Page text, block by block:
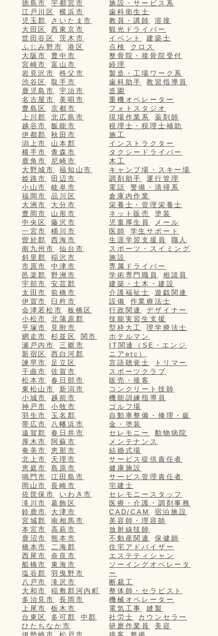
徳島市
宇都宮市
江戸川区
横浜市
児玉郡
さいたま市
大田区
西東京市
世田谷区
茨木市
ふじみ野市
港区
大阪市
豊中市
宮崎市
富山市
岩見沢市
秩父市
渋谷区
取手市
鹿児島市
宇治市
名古屋市
美唄市
豊島区
京都市
上川郡
北広島市
越谷市
飯能市
伊都郡
秋田市
潟上市
山本郡
横手市
青森市
鹿角市
尼崎市
大野城市
福知山市
姫路市
田辺市
小山市
岐阜市
福岡市
品川区
大洲市
大分市
豊岡市
山形市
中央区
藤沢市
一宮市
桶川市
曽於郡
西海市
南九州市
仙台市
斜里郡
稲沢市
市原市
中津市
邑楽郡
野洲市
宇部市
安芸郡
太田市
前橋市
伊賀市
臼杵市
会津若松市
板橋区
小松市
北蒲原郡
平塚市
見附市
網走市
杉並区
関市
瀬戸内市
三郷市
新宿区
西白河郡
諫早市
足立区
千曲市
佐賀市
松本市
春日部市
東松山市
新潟市
小城市
越前市
神戸市
小牧市
羽生市
玉名郡
帯広市
八幡浜市
遠賀郡
春日井市
厚木市
阿蘇市
奄美市
恵那市
北上市
天理市
恵庭市
島原市
鳴門市
江田島市
岡山市
長崎市
佐世保市
いわき市
滝川市
葛飾区
鈴鹿市
大津市
宮城郡
南相馬市
本宮市
高萩市
鹿沼市
熊本市
橋本市
二海郡
西尾市
奈良市
船橋市
東海市
塩谷郡
羽曳野市
八戸市
滝沢市
大和市
稲敷郡河内町
多治見市
長岡市
上尾市
栃木市
台東区
多可郡
中郡
ひたちなか市
施設・サービス系
歯科衛生士
教員・講師
溶接
観光ドライバー
イベント
建築士
点検
クロス
整骨院・接骨院受付
経理
製造・工場ワーク系
歯科助手
教習指導員
造園
重機オペレーター
フォトスタジオ
現場作業系
薬剤師
税理士・税理士補助
施工
インストラクター
タクシードライバー
木工
キャンプ場・スキー場
調剤助手
運行管理
電話
警備・清掃系
倉庫内作業
栄養士・管理栄養士
ネット販売
塗装
児童厚生員
メール
医師
学生サポート
生涯学習支援員
職人
スポーツ・スイミング
施設
専属ドライバー
学術専門職員
相談員
建築・土木・建設
介護福祉士
遊戯関連
設備
作業療法士
行政関連
デザイナー
技能実習生支援
型枠大工
理学療法士
ホテルマン
IT関連（SE・エンジ
ニアetc）
言語聴覚士
トリマー
スポーツクラブ
販売・接客
コンクリート技師
機能訓練指導員
ゴルフ場
自動車整備・修理・鈑
金・塗装
セレモニー
動物病院
メンテナンス
結婚式場
サービス提供責任者
健康施設
サービス管理責任者
宅建士
セレモニースタッフ
医療・介護・調剤事務
CAD/CAM
宿泊施設
美容師・理容師
放射線技師
不動産関連
保健師
住宅アドバイザー
エステティシャン
ソーイングオペレータ
ー
断裁工
整体師・セラピスト
機械オペレーター
電気工事
縫製
社労士
カウンセラー
研磨作業員
美容